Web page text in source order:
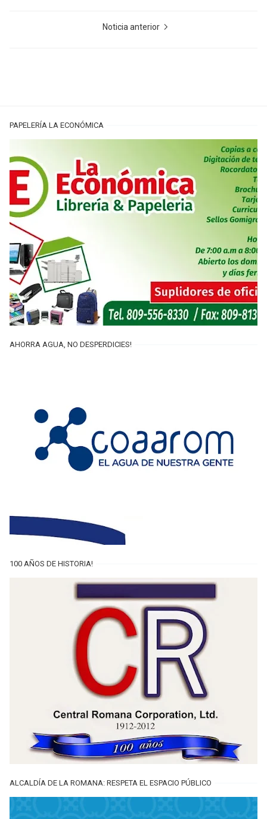
Noticia anterior
PAPELERÍA LA ECONÓMICA
AHORRA AGUA, NO DESPERDICIES!
100 AÑOS DE HISTORIA!
ALCALDÍA DE LA ROMANA: RESPETA EL ESPACIO PÚBLICO